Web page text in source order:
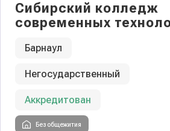
Сибирский колледж
современных
Барнаул
Негосударственный
Аккредитован
Без общежития